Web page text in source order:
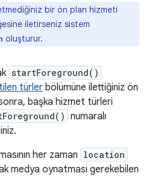
bir ön plan hizmeti
iletirseniz sistem
oluşturur.
startForeground()
türler bölümüne ilettiğiniz ön
başka hizmet türleri
numaralı
her zaman location
medya oynatması gerekebilen